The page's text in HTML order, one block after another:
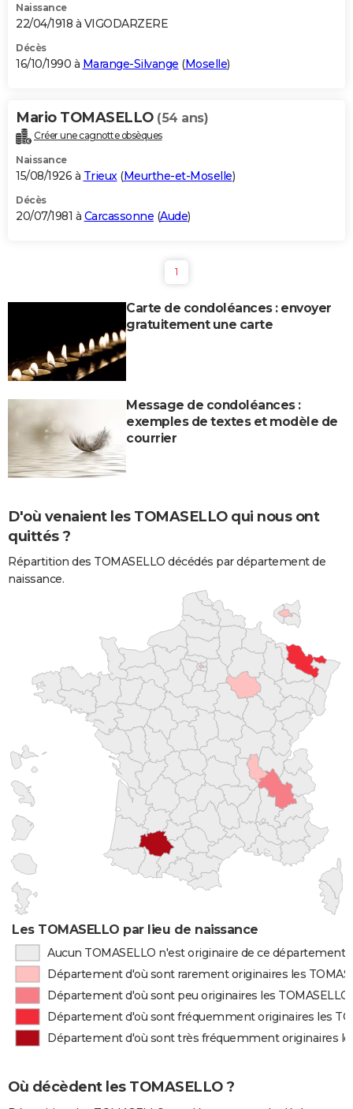
Naissance
22/04/1918 à VIGODARZERE
Décès
16/10/1990 à Marange-Silvange (Moselle)
Mario TOMASELLO (54 ans)
Créer une cagnotte obsèques
Naissance
15/08/1926 à Trieux(Meurthe-et-Moselle)
Décès
20/07/1981 à Carcassonne (Aude)
1
Carte de condoléances : envoyer
gratuitement une carte
Message de condoléances :
exemples de textes et modèle de
courrier
D'où venaient les TOMASELLO qui nous ont
quittés ?
Répartition des TOMASELLO décédés par département de
naissance.
Les TOMASELLO par lieu de naissance
Aucun TOMASELLO n'est originaire de ce département
Département d'où sont rarement originaires les
Département d'où sont peu originaires les TOMASELLO
Département d'où sont fréquemment originaires les
Département d'où sont très fréquemment originaires
Où décèdent les TOMASELLO ?